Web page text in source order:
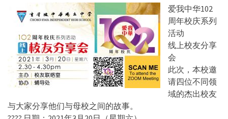
爱我中华102
周年校庆系列
活动
线上校友分享
会
此次，本校邀
请四位不同领
域的杰出校友
与大家分享他们与母校之间的故事。